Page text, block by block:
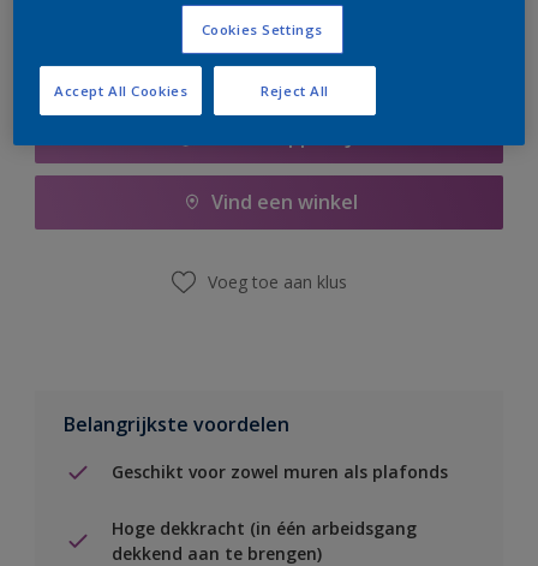
Vind een winkel
Voeg toe aan klus
Belangrijkste voordelen
Geschikt voor zowel muren als plafonds
Hoge dekkracht (in één arbeidsgang
dekkend aan te brengen)
Cookies Settings
Reject All
Accept All Cookies